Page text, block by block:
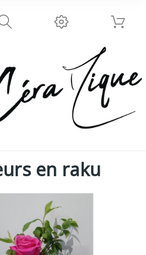
en raku